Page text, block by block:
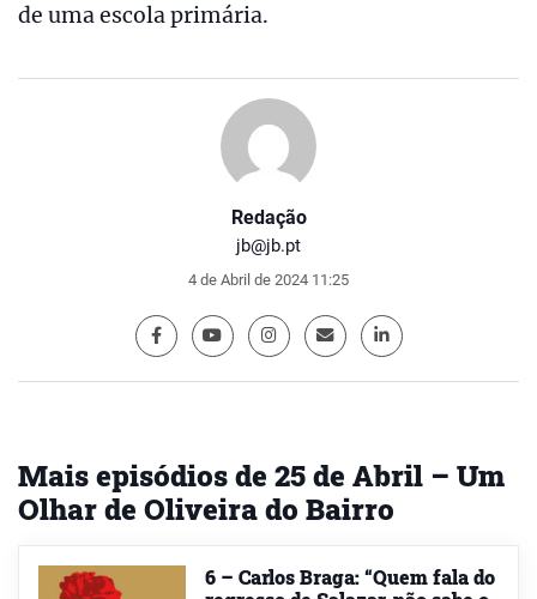
Redação
jb@jb.pt
4 de Abril de 2024 11:25
de uma escola primária.
Mais episódios de 25 de Abril – Um
Olhar de Oliveira do Bairro
6 – Carlos Braga: “Quem fala do